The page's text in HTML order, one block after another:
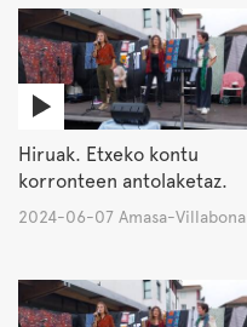
Hiruak. Etxeko kontu
korronteen antolaketaz.
2024-06-07 Amasa-Villabona